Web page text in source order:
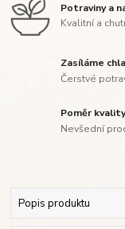
Potraviny a
Kvalitní a
Zasíláme
Čerstvé
Poměr
Nevšední
Popis produktu